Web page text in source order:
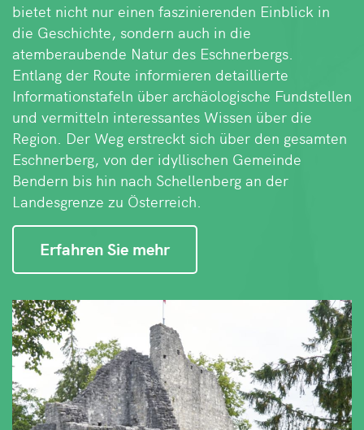
bietet nicht nur einen faszinierenden Einblick in
die Geschichte, sondern auch in die
atemberaubende Natur des Eschnerbergs.
Entlang der Route informieren detaillierte
Informationstafeln über archäologische Fundstellen
und vermitteln interessantes Wissen über die
Region. Der Weg erstreckt sich über den gesamten
Eschnerberg, von der idyllischen Gemeinde
Bendern bis hin nach Schellenberg an der
Landesgrenze zu Österreich.
Erfahren Sie mehr